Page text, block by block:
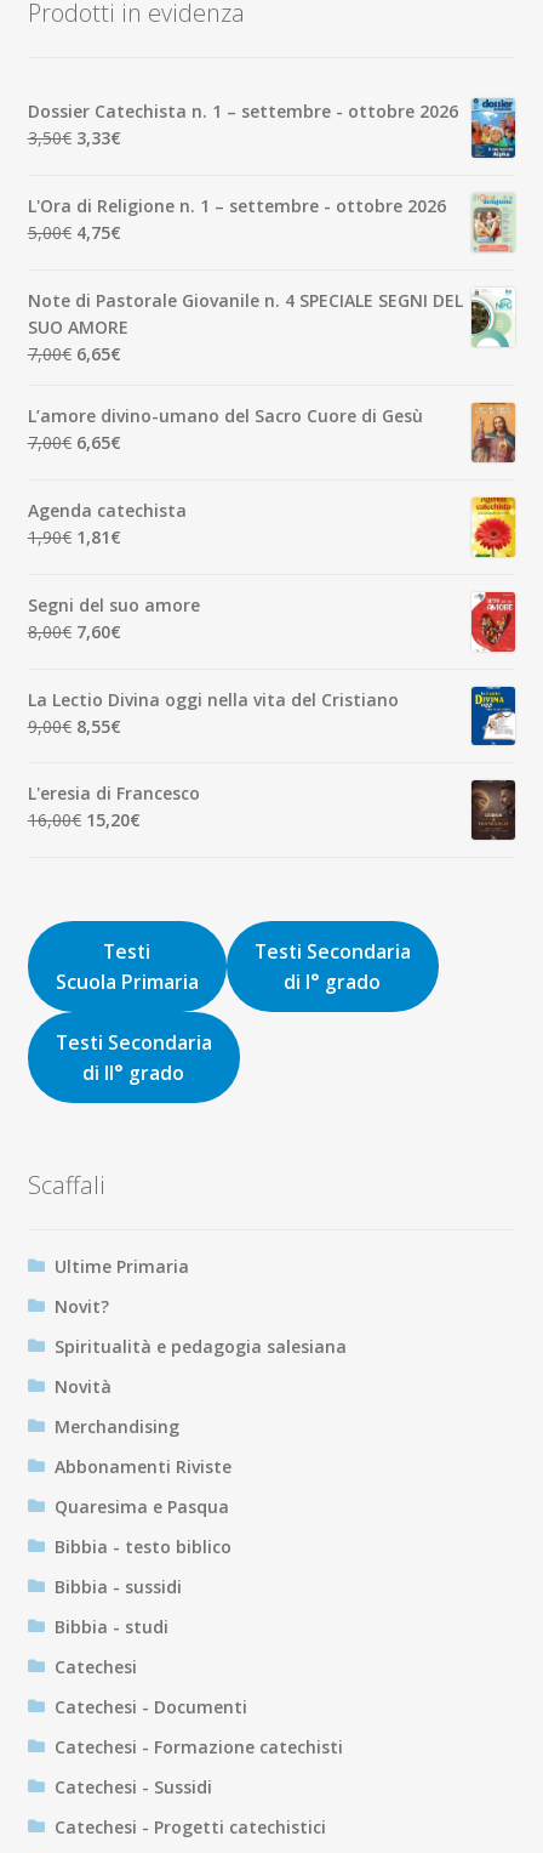
Prodotti in evidenza
Dossier Catechista n. 1 – settembre - ottobre 2026
3,50€ Il
era:
3,50€.
3,33€Il
è:
3,33€.
L'Ora di Religione n. 1 – settembre - ottobre 2026
5,00€ Il
era:
5,00€.
4,75€Il
è:
4,75€.
Note di Pastorale Giovanile n. 4 SPECIALE SEGNI DEL
SUO AMORE
7,00€ Il
originale
era:
7,00€.
6,65€Il
attuale
è:
L’amore divino-umano del Sacro Cuore di Gesù
7,00€ Il
era:
7,00€.
6,65€Il
è:
6,65€.
Agenda catechista
1,90€ Il
era:
1,90€.
1,81€Il
è:
1,81€.
Segni del suo amore
8,00€ Il
era:
8,00€.
7,60€Il
è:
7,60€.
La Lectio Divina oggi nella vita del Cristiano
9,00€ Il
era:
9,00€.
8,55€Il
è:
8,55€.
L'eresia di Francesco
16,00€ Il
16,00€.
15,20€Il
15,20€.
Testi
Scuola Primaria
Testi Secondaria
di I° grado
Testi Secondaria
di II° grado
Scaffali
Ultime Primaria
Novit?
Spiritualità e pedagogia salesiana
Novità
Merchandising
Abbonamenti Riviste
Quaresima e Pasqua
Bibbia - testo biblico
Bibbia - sussidi
Bibbia - studi
Catechesi
Catechesi - Documenti
Catechesi - Formazione catechisti
Catechesi - Sussidi
Catechesi - Progetti catechistici